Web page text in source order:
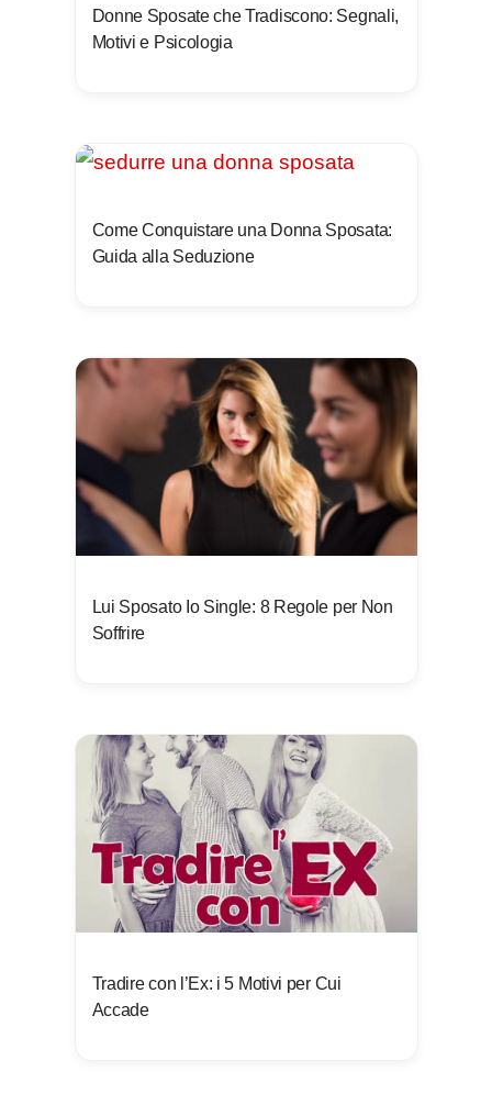
Donne Sposate che Tradiscono: Segnali,
Motivi e Psicologia
Come Conquistare una Donna Sposata:
Guida alla Seduzione
Lui Sposato Io Single: 8 Regole per Non
Soffrire
Tradire con l’Ex: i 5 Motivi per Cui
Accade